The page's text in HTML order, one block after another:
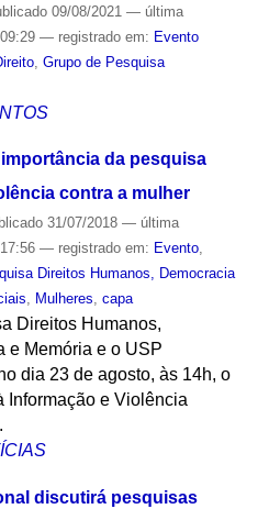
09/08/2021 — última
— registrado em: Evento
, Grupo de Pesquisa
da pesquisa
contra a mulher
31/07/2018 — última
— registrado em: Evento,
Direitos Humanos, Democracia
, Mulheres, capa
Direitos Humanos,
e Memória e o USP
dia 23 de agosto, às 14h, o
Informação e Violência
discutirá pesquisas